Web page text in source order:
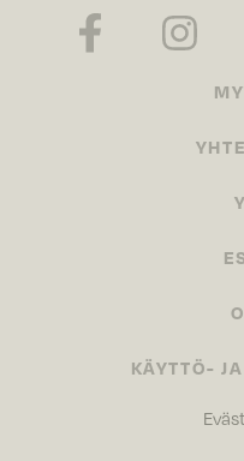
KÄYTTÖ-